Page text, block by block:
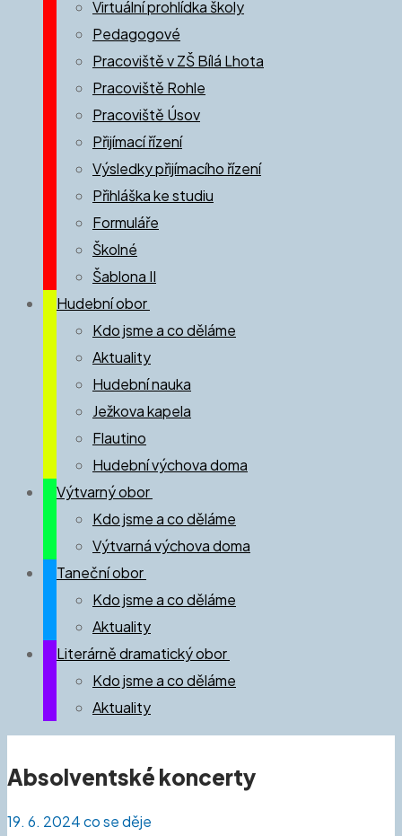
Virtuální prohlídka školy
Pedagogové
Pracoviště v ZŠ Bílá Lhota
Pracoviště Rohle
Pracoviště Úsov
Přijímací řízení
Výsledky přijímacího řízení
Přihláška ke studiu
Formuláře
Školné
Šablona II
Hudební obor
Kdo jsme a co děláme
Aktuality
Hudební nauka
Ježkova kapela
Flautino
Hudební výchova doma
Výtvarný obor
Kdo jsme a co děláme
Výtvarná výchova doma
Taneční obor
Kdo jsme a co děláme
Aktuality
Literárně dramatický obor
Kdo jsme a co děláme
Aktuality
Absolventské koncerty
19. 6. 2024co se děje